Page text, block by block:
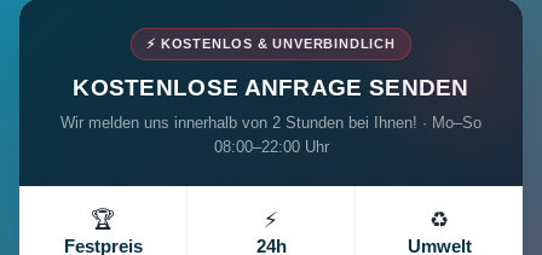
⚡ KOSTENLOS & UNVERBINDLICH
KOSTENLOSE ANFRAGE SENDEN
Wir melden uns innerhalb von 2 Stunden bei Ihnen! · Mo–So
08:00–22:00 Uhr
🏆
Festpreis
⚡
24h
♻️
Umwelt